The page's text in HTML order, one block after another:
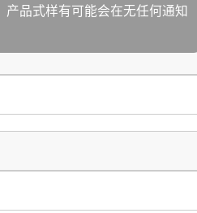
产品式样有可能会在无任何通知